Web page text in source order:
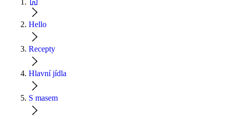
Hello
Recepty
Hlavní jídla
S masem